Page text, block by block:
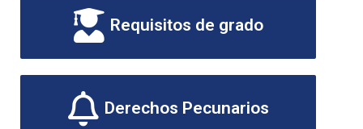
Requisitos de grado
Derechos Pecunarios